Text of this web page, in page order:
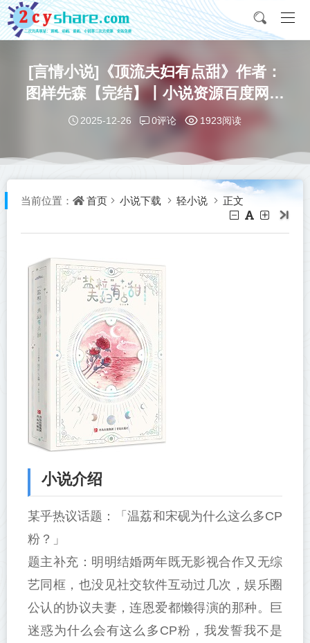
[言情小说]《顶流夫妇有点甜》作者：
图样先森【完结】丨小说资源百度网盘
免费txt下载
2025-12-26 0评论 1923阅读
当前位置： 首页 小说下载 轻小说 正文
小说介绍
某乎热议话题：「温荔和宋砚为什么这么多CP
粉？」
题主补充：明明结婚两年既无影视合作又无综
艺同框，也没见社交软件互动过几次，娱乐圈
公认的协议夫妻，连恩爱都懒得演的那种。巨
迷惑为什么会有这么多CP粉，我发誓我不是